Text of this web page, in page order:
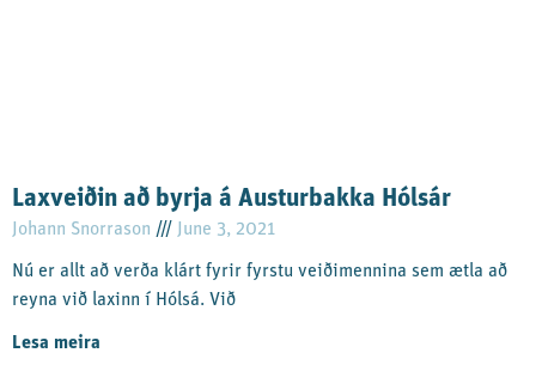
Laxveiðin að byrja á Austurbakka Hólsár
Johann Snorrason June 3, 2021
Nú er allt að verða klárt fyrir fyrstu veiðimennina sem ætla að
reyna við laxinn í Hólsá. Við
Lesa meira